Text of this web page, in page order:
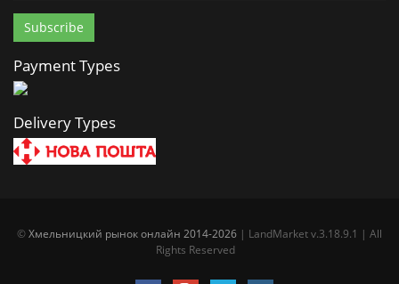
Payment Types
Delivery Types
©Хмельницкий рынок онлайн 2014-2026 | LandMarket v.3.18.9.1 | All
Rights Reserved